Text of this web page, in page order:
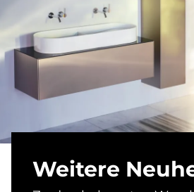
Wei­te­re